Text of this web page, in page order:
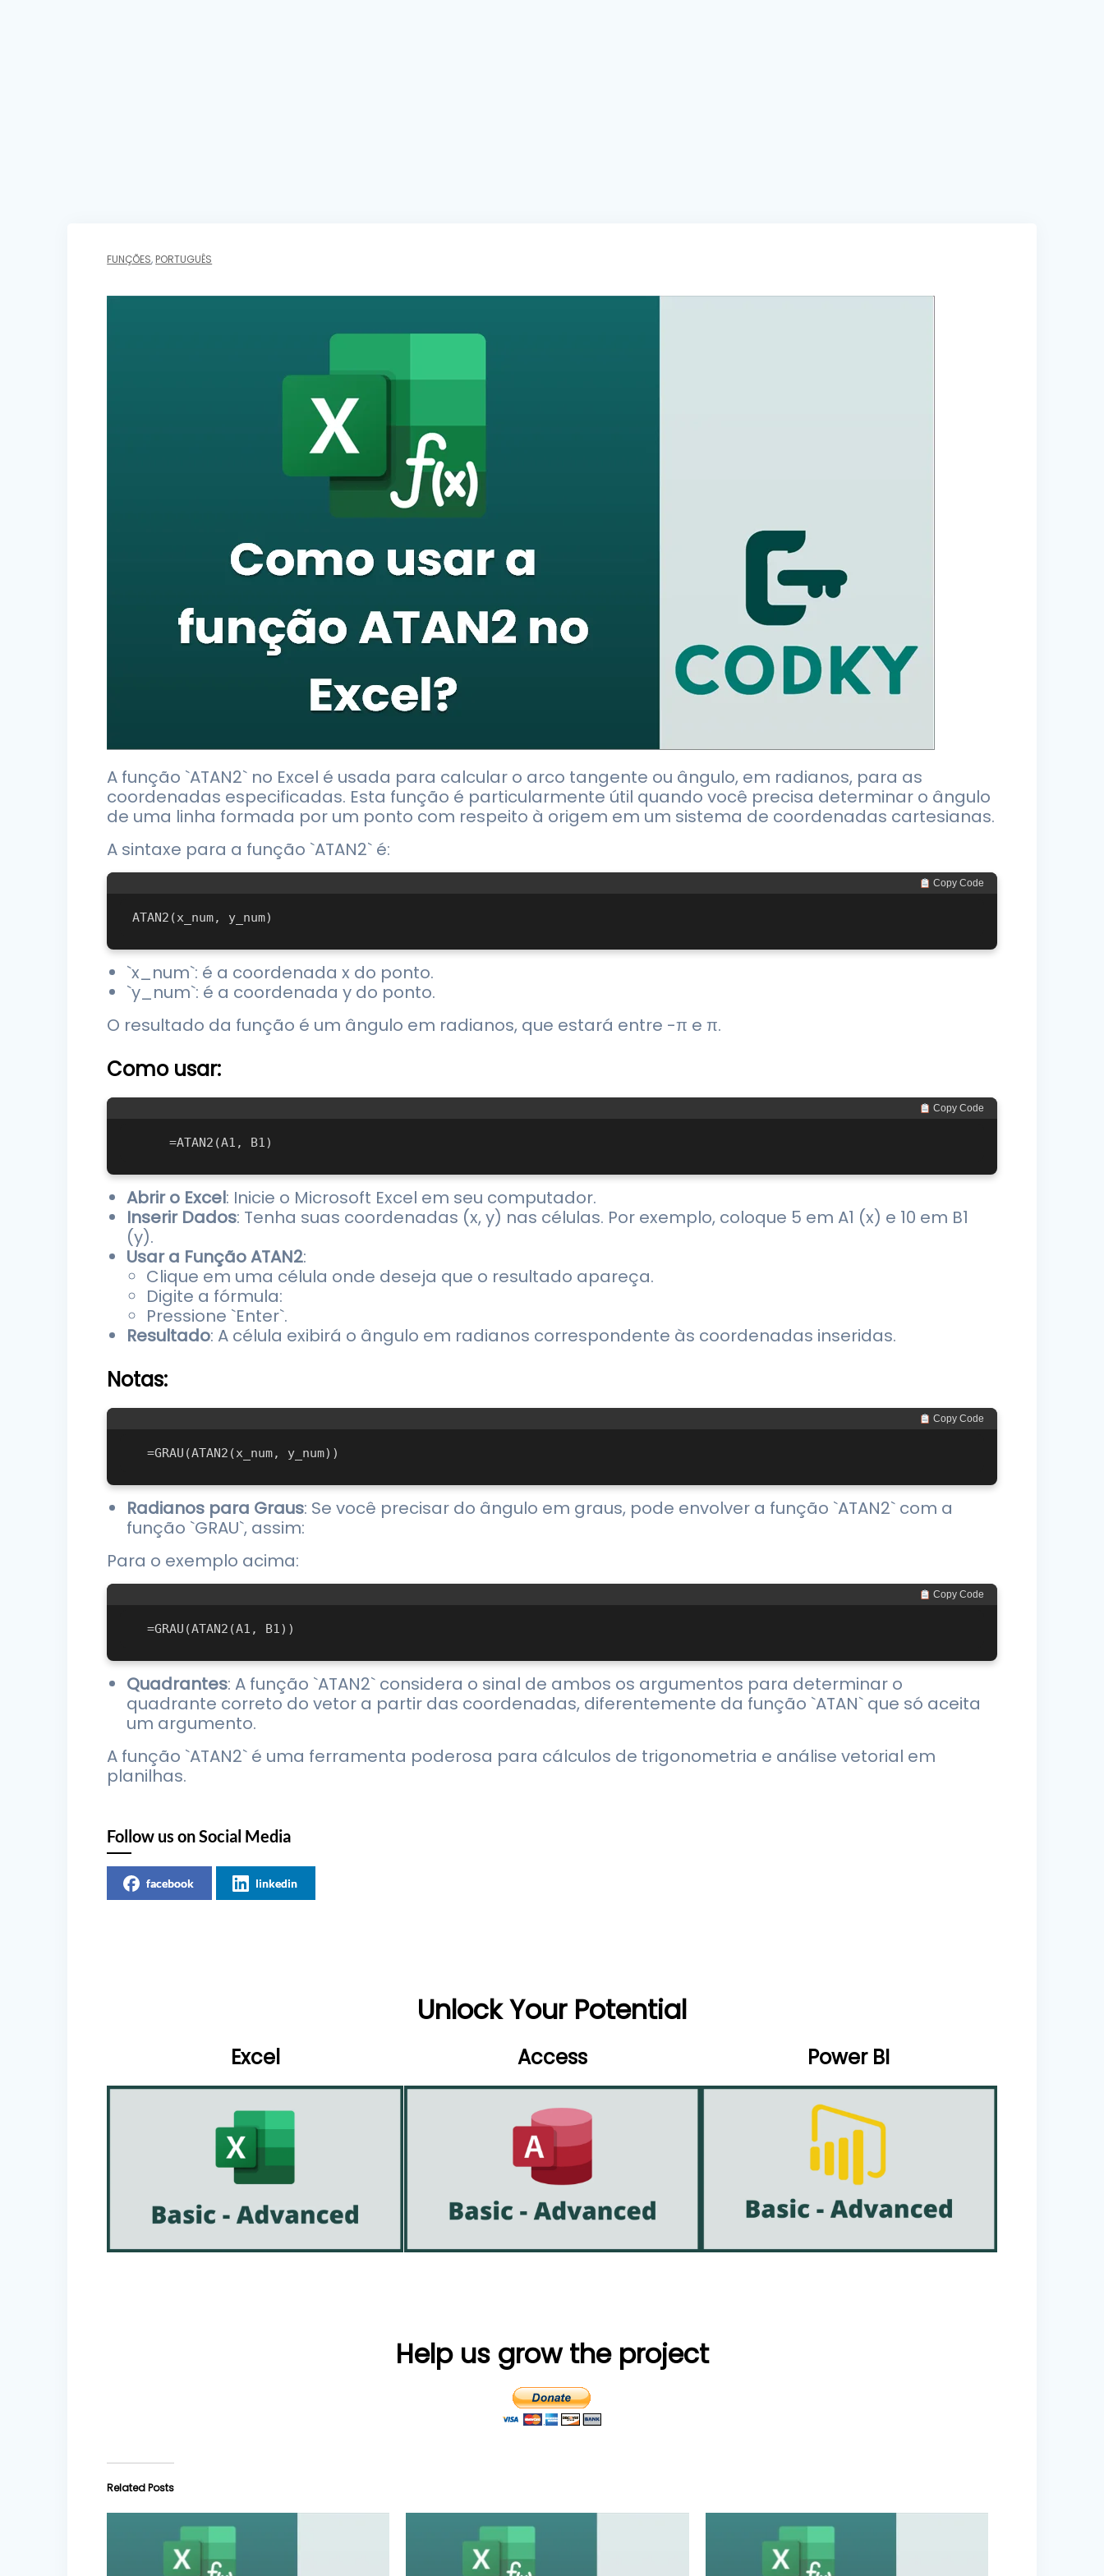
FUNÇÕES, PORTUGUÊS
A função `ATAN2` no Excel é usada para calcular o arco tangente ou ângulo, em radianos, para as
coordenadas especificadas. Esta função é particularmente útil quando você precisa determinar o ângulo
de uma linha formada por um ponto com respeito à origem em um sistema de coordenadas cartesianas.
A sintaxe para a função `ATAN2` é:
Copy Code
`x_num`: é a coordenada x do ponto.
`y_num`: é a coordenada y do ponto.
O resultado da função é um ângulo em radianos, que estará entre -π e π.
Como usar:
Copy Code
Abrir o Excel: Inicie o Microsoft Excel em seu computador.
Inserir Dados: Tenha suas coordenadas (x, y) nas células. Por exemplo, coloque 5 em A1 (x) e 10 em B1
(y).
Usar a Função ATAN2:
Clique em uma célula onde deseja que o resultado apareça.
Digite a fórmula:
Pressione `Enter`.
Resultado: A célula exibirá o ângulo em radianos correspondente às coordenadas inseridas.
Notas:
Copy Code
Radianos para Graus: Se você precisar do ângulo em graus, pode envolver a função `ATAN2` com a
função `GRAU`, assim:
Para o exemplo acima:
Copy Code
Quadrantes: A função `ATAN2` considera o sinal de ambos os argumentos para determinar o
quadrante correto do vetor a partir das coordenadas, diferentemente da função `ATAN` que só aceita
um argumento.
A função `ATAN2` é uma ferramenta poderosa para cálculos de trigonometria e análise vetorial em
planilhas.
Follow us on Social Media
facebook linkedin
Unlock Your Potential
Excel Access Power BI
Help us grow the project
Related Posts